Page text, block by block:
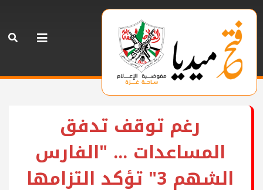
رغم توقف تدفق
المساعدات ... "الفارس
الشهم 3" تؤكد التزامها